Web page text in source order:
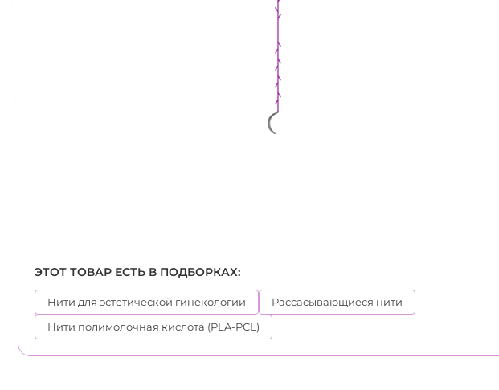
ЭТОТ ТОВАР ЕСТЬ В ПОДБОРКАХ:
Нити для эстетической гинекологии
Рассасывающиеся нити
Нити полимолочная кислота (PLA-PCL)